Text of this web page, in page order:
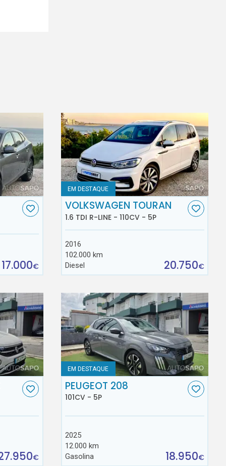
17.000€
EM DESTAQUE
VOLKSWAGEN TOURAN
1.6 TDI R-LINE - 110CV - 5P
2016
102.000 km
Diesel
20.750€
€
EM DESTAQUE
PEUGEOT 208
101CV - 5P
2025
12.000 km
Gasolina
18.950€